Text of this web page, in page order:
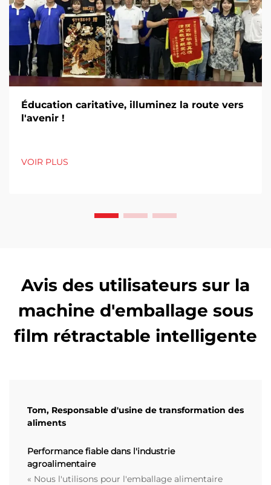
Éducation caritative, illuminez la route vers
l'avenir !
VOIR PLUS
Avis des utilisateurs sur la
machine d'emballage sous
film rétractable intelligente
Tom, Responsable d'usine de transformation des
aliments
Performance fiable dans l'industrie
agroalimentaire
« Nous l'utilisons pour l'emballage alimentaire